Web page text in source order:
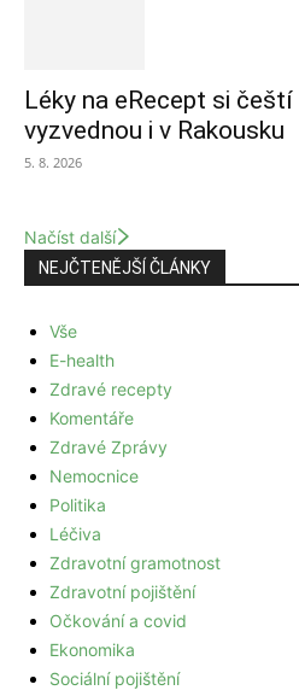
Léky na eRecept si
vyzvednou i v Rakousku
5. 8. 2026
Načíst další
NEJČTENĚJŠÍ ČLÁNKY
Vše
E-health
Zdravé recepty
Komentáře
Zdravé Zprávy
Nemocnice
Politika
Léčiva
Zdravotní gramotnost
Zdravotní pojištění
Očkování a covid
Ekonomika
Sociální pojištění